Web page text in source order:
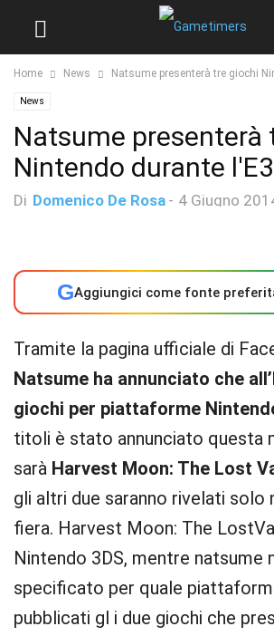
Home News Natsume presenterà tre giochi
News
Natsume presenterà
Nintendo durante l'E3
Di Domenico De Rosa - 4 Giugno
GAggiungici come fonte
Tramite la pagina ufficiale di
Natsume ha annunciato che
giochi per piattaforme
titoli è stato annunciato questa
sarà Harvest Moon: The Lost
gli altri due saranno rivelati solo
fiera. Harvest Moon: The
Nintendo 3DS, mentre natsume
specificato per quale
pubblicati gl i due giochi che